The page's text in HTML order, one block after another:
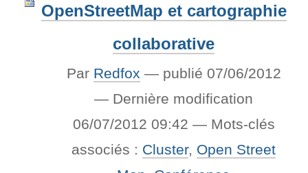
OpenStreetMap et cartographie
collaborative
Par Redfox — publié 07/06/2012
— Dernière modification
06/07/2012 09:42 — Mots-clés
associés : Cluster, Open Street